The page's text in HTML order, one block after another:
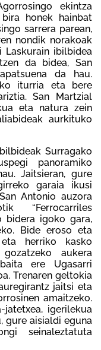
ekintza
honek hainbat
sarrera parean,
nondik norakoak
Laskurain ibilbidea
da bidea, San
da hau.
iturria eta bere
San Martzial
eta natura zein
aurkituko
Surragako
panoramiko
Jaitsieran, gure
garaia ikusi
Antonio auzora
“Ferrocarriles
bidera igoko gara,
Bide eroso eta
herriko kasko
aukera
ere Ugasarri
Trenaren geltokia
jaitsi eta
amaitzeko.
jatetxea, igerilekua
gure aisialdi eguna
seinaleztatuta